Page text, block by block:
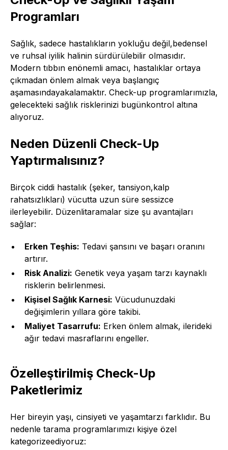
Programları
Sağlık, sadece hastalıkların yokluğu değil,bedensel
ve ruhsal iyilik halinin sürdürülebilir olmasıdır.
Modern tıbbın enönemli amacı, hastalıklar ortaya
çıkmadan önlem almak veya başlangıç
aşamasındayakalamaktır. Check-up programlarımızla,
gelecekteki sağlık risklerinizi bugünkontrol altına
alıyoruz.
Neden Düzenli Check-Up
Yaptırmalısınız?
Birçok ciddi hastalık (şeker, tansiyon,kalp
rahatsızlıkları) vücutta uzun süre sessizce
ilerleyebilir. Düzenlitaramalar size şu avantajları
sağlar:
Erken Teşhis: Tedavi şansını ve başarı oranını
artırır.
Risk Analizi: Genetik veya yaşam tarzı kaynaklı
risklerin belirlenmesi.
Kişisel Sağlık Karnesi: Vücudunuzdaki
değişimlerin yıllara göre takibi.
Maliyet Tasarrufu: Erken önlem almak, ilerideki
ağır tedavi masraflarını engeller.
Özelleştirilmiş Check-Up
Paketlerimiz
Her bireyin yaşı, cinsiyeti ve yaşamtarzı farklıdır. Bu
nedenle tarama programlarımızı kişiye özel
kategorizeediyoruz: